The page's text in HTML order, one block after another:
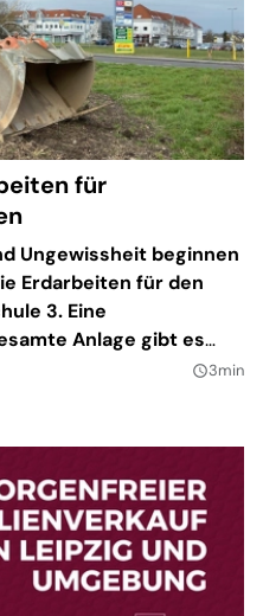
für
Ungewissheit beginnen
Erdarbeiten für den
3. Eine
Anlage gibt es
query_builder3min